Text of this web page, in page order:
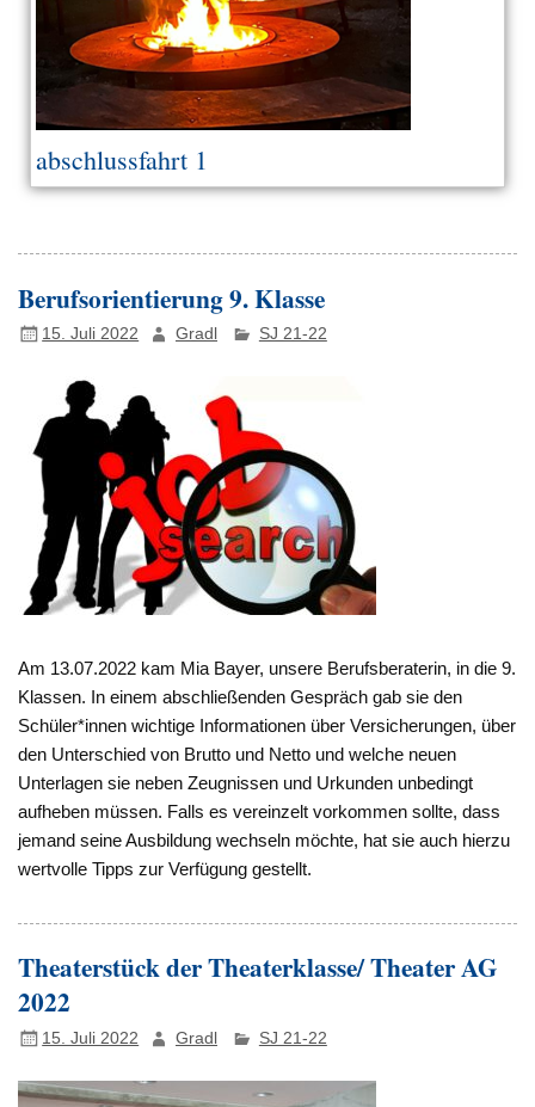
abschlussfahrt 1
Berufsorientierung 9. Klasse
15. Juli 2022 Gradl SJ 21-22
Am 13.07.2022 kam Mia Bayer, unsere Berufsberaterin, in die 9.
Klassen. In einem abschließenden Gespräch gab sie den
Schüler*innen wichtige Informationen über Versicherungen, über
den Unterschied von Brutto und Netto und welche neuen
Unterlagen sie neben Zeugnissen und Urkunden unbedingt
aufheben müssen. Falls es vereinzelt vorkommen sollte, dass
jemand seine Ausbildung wechseln möchte, hat sie auch hierzu
wertvolle Tipps zur Verfügung gestellt.
Theaterstück der Theaterklasse/ Theater AG
2022
15. Juli 2022 Gradl SJ 21-22